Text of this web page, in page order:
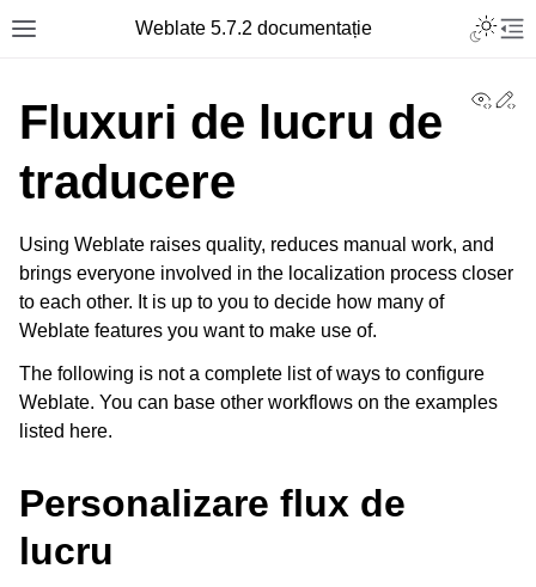
Toggle site navigation sidebar
Weblate 5.7.2 documentație Toggle
Fluxuri de lucru de
traducere
Using Weblate raises quality, reduces manual work, and
brings everyone involved in the localization process closer
to each other. It is up to you to decide how many of
Weblate features you want to make use of.
The following is not a complete list of ways to configure
Weblate. You can base other workflows on the examples
listed here.
Personalizare flux de
lucru